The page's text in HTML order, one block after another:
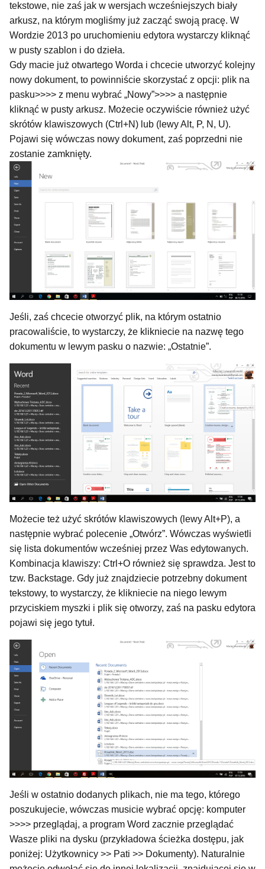
tekstowe, nie zaś jak w wersjach wcześniejszych biały
arkusz, na którym mogliśmy już zacząć swoją pracę. W
Wordzie 2013 po uruchomieniu edytora wystarczy kliknąć
w pusty szablon i do dzieła.
Gdy macie już otwartego Worda i chcecie utworzyć kolejny
nowy dokument, to powinniście skorzystać z opcji: plik na
pasku>>>> z menu wybrać „Nowy”>>>> a następnie
kliknąć w pusty arkusz. Możecie oczywiście również użyć
skrótów klawiszowych (Ctrl+N) lub (lewy Alt, P, N, U).
Pojawi się wówczas nowy dokument, zaś poprzedni nie
zostanie zamknięty.
Jeśli, zaś chcecie otworzyć plik, na którym ostatnio
pracowaliście, to wystarczy, że klikniecie na nazwę tego
dokumentu w lewym pasku o nazwie: „Ostatnie”.
Możecie też użyć skrótów klawiszowych (lewy Alt+P), a
następnie wybrać polecenie „Otwórz”. Wówczas wyświetli
się lista dokumentów wcześniej przez Was edytowanych.
Kombinacja klawiszy: Ctrl+O również się sprawdza. Jest to
tzw. Backstage. Gdy już znajdziecie potrzebny dokument
tekstowy, to wystarczy, że klikniecie na niego lewym
przyciskiem myszki i plik się otworzy, zaś na pasku edytora
pojawi się jego tytuł.
Jeśli w ostatnio dodanych plikach, nie ma tego, którego
poszukujecie, wówczas musicie wybrać opcję: komputer
>>>> przeglądaj, a program Word zacznie przeglądać
Wasze pliki na dysku (przykładowa ścieżka dostępu, jak
poniżej: Użytkownicy >> Pati >> Dokumenty). Naturalnie